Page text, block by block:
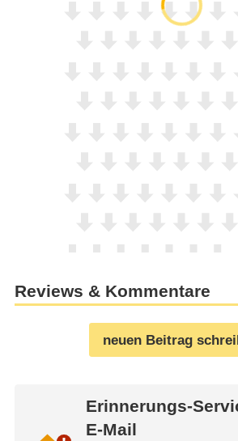
Reviews & Kommentare
neuen Beitrag
Erinnerungs-
E-Mail